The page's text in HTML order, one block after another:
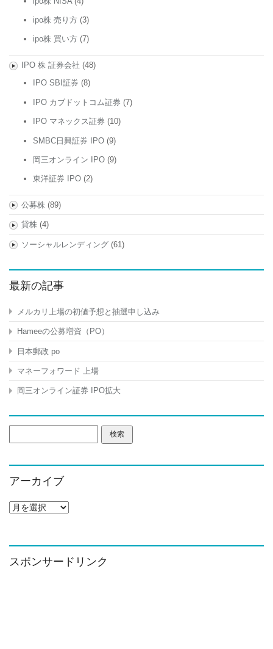
ipo株 売り方 (3)
ipo株 買い方 (7)
IPO 株 証券会社 (48)
IPO SBI証券 (8)
IPO カブドットコム証券 (7)
IPO マネックス証券 (10)
SMBC日興証券 IPO (9)
岡三オンライン IPO (9)
東洋証券 IPO (2)
公募株(89)
貸株(4)
ソーシャルレンディング(61)
最新の記事
メルカリ上場の初値予想と抽選申し込み
Hameeの公募増資（PO）
日本郵政 po
マネーフォワード 上場
岡三オンライン証券 IPO拡大
索:
アーカイブ
ア
イ
ブ
スポンサードリンク